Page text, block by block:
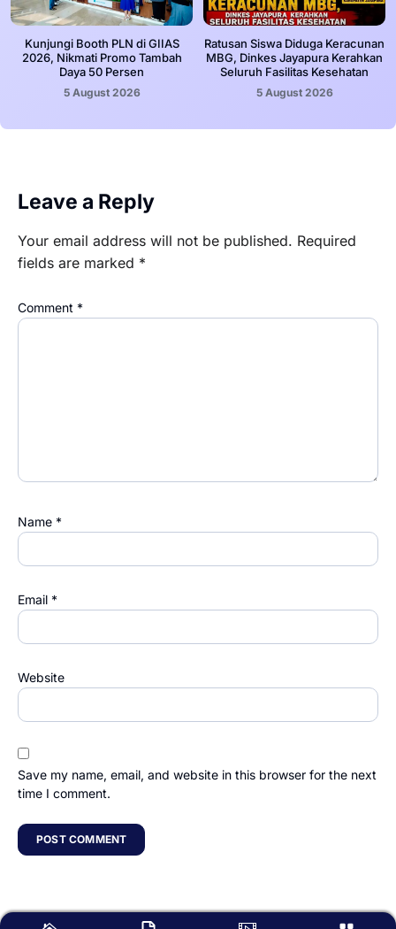
Kunjungi Booth PLN di GIIAS
2026, Nikmati Promo Tambah
Daya 50 Persen
5 August 2026
Ratusan Siswa Diduga Keracunan
MBG, Dinkes Jayapura Kerahkan
Seluruh Fasilitas Kesehatan
5 August 2026
Leave a Reply
Your email address will not be published. Required
fields are marked *
Comment *
Name *
Email *
Website
Save my name, email, and website in this browser for the next
time I comment.